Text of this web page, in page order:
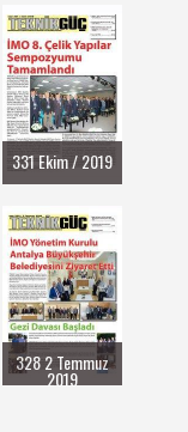
331 Ekim / 2019
328 2 Temmuz
2019